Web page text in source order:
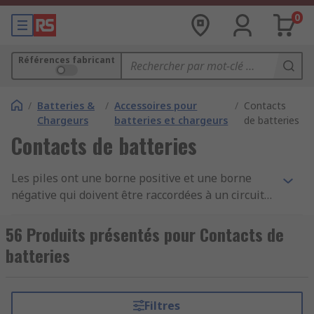
0
Références fabricant
/ Batteries &
Chargeurs
/ Accessoires pour
batteries et chargeurs
/ Contacts
de batteries
Contacts de batteries
Les piles ont une borne positive et une borne
négative qui doivent être raccordées à un circuit
positive est constituée d'une petite saillie tandis
que la borne négative a une base plate. Les deux
bornes de la pile doivent s'accoupler avec des
ressorts que l'on trouve dans les supports ou les
56 Produits présentés pour Contacts de
batteries
Filtres